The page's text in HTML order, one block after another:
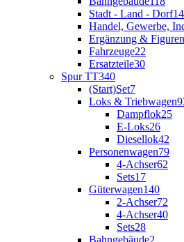
Stadt - Land - Dorf
Handel, Gewerbe,
Ergänzung & Figuren
Fahrzeuge22
Ersatzteile30
Spur TT340
(Start)Set7
Loks & Triebwagen
Dampflok25
E-Loks26
Diesellok42
Personenwagen79
4-Achser62
Sets17
Güterwagen140
2-Achser72
4-Achser40
Sets28
Bahngebäude2